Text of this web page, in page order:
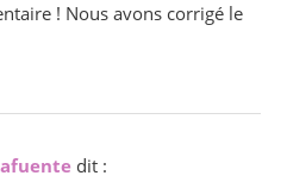
! Nous avons corrigé le
dit :